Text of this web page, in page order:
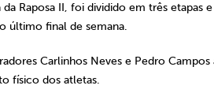
Raposa II, foi dividido em três etapas
último final de semana.
Carlinhos Neves e Pedro
físico dos atletas.